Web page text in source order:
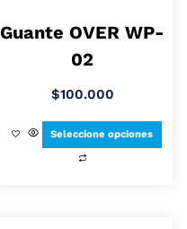
Guante OVER WP-
02
$100.000
Seleccione opciones